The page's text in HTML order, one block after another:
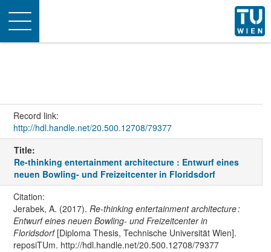
Toggle
navigation
Record link:
http://hdl.handle.net/20.500.12708/79377
Title:
Re-thinking entertainment architecture : Entwurf eines
neuen Bowling- und Freizeitcenter in Floridsdorf
Citation:
Jerabek, A. (2017). Re-thinking entertainment architecture :
Entwurf eines neuen Bowling- und Freizeitcenter in
Floridsdorf[Diploma Thesis, Technische Universität Wien].
reposiTUm. http://hdl.handle.net/20.500.12708/79377